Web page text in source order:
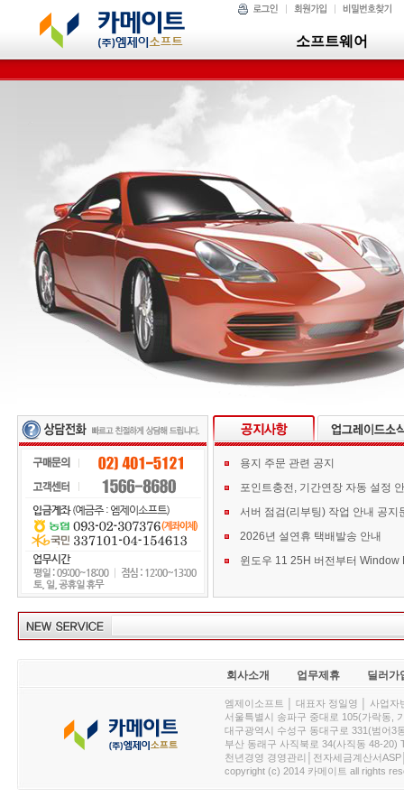
소프트웨어
용지 주문 관련 공지
포인트충전, 기간연장 자동 설정
서버 점검(리부팅) 작업 안내 공지
2026년 설연휴 택배발송 안내
회사소개 업무제휴 딜러가
엠제이소프트 │ 대표자 정일영 │ 사업
서울특별시 송파구 중대로 105(가락동,
대구광역시 수성구 동대구로 331(범어3
부산 동래구 사직북로 34(사직동 48-20)
천년경영 경영관리│전자세금계산서
copyright (c) 2014 카메이트 all rights